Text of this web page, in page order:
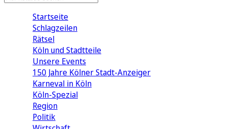
Startseite
Schlagzeilen
Rätsel
Köln und Stadtteile
Unsere Events
150 Jahre Kölner Stadt-Anzeiger
Karneval in Köln
Köln-Spezial
Region
Politik